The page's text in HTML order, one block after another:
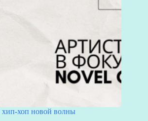
хип-хоп новой волны